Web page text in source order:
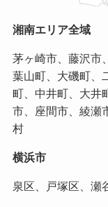
湘南エリア全域
茅ヶ崎市、藤沢市
葉山町、大磯町、
町、中井町、大井
市、座間市、綾瀬
村
横浜市
泉区、戸塚区、瀬